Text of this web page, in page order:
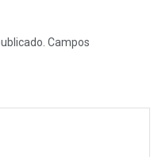
Campos